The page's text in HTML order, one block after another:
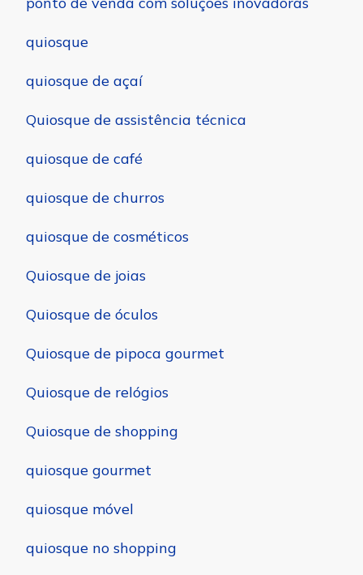
quiosque
quiosque de açaí
Quiosque de assistência técnica
quiosque de café
quiosque de churros
quiosque de cosméticos
Quiosque de joias
Quiosque de óculos
Quiosque de pipoca gourmet
Quiosque de relógios
Quiosque de shopping
quiosque gourmet
quiosque móvel
quiosque no shopping